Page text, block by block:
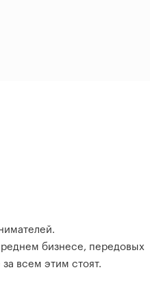
бизнесе, передовых
всем этим стоят.